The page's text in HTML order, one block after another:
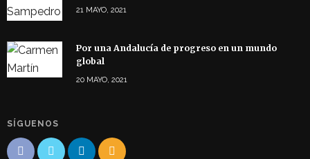
21 MAYO, 2021
Por una Andalucía de progreso en un mundo
global
20 MAYO, 2021
SÍGUENOS